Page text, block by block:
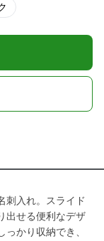
刺入れ。スライド
出せる便利なデザ
かり収納でき、